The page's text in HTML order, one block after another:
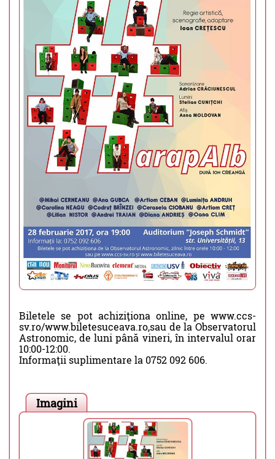
Biletele se pot achiziţiona online, pe www.ccs-
sv.ro/www.biletesuceava.ro,sau de la Observatorul
Astronomic, de luni până vineri, în intervalul orar
10:00-12:00.
Informaţii suplimentare la 0752 092 606.
Imagini